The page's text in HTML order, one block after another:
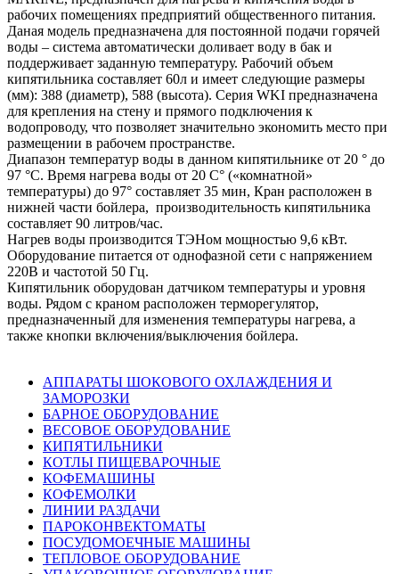
рабочих помещениях предприятий общественного питания.
Даная модель предназначена для постоянной подачи горячей
воды – система автоматически доливает воду в бак и
поддерживает заданную температуру. Рабочий объем
кипятильника составляет 60л и имеет следующие размеры
(мм): 388 (диаметр), 588 (высота). Серия WKI предназначена
для крепления на стену и прямого подключения к
водопроводу, что позволяет значительно экономить место при
размещении в рабочем пространстве.
Диапазон температур воды в данном кипятильнике от 20 ° до
97 °С. Время нагрева воды от 20 С° («комнатной»
температуры) до 97° составляет 35 мин, Кран расположен в
нижней части бойлера, производительность кипятильника
составляет 90 литров/час.
Нагрев воды производится ТЭНом мощностью 9,6 кВт.
Оборудование питается от однофазной сети с напряжением
220В и частотой 50 Гц.
Кипятильник оборудован датчиком температуры и уровня
воды. Рядом с краном расположен терморегулятор,
предназначенный для изменения температуры нагрева, а
также кнопки включения/выключения бойлера.
АППАРАТЫ ШОКОВОГО ОХЛАЖДЕНИЯ И
ЗАМОРОЗКИ
БАРНОЕ ОБОРУДОВАНИЕ
ВЕСОВОЕ ОБОРУДОВАНИЕ
КИПЯТИЛЬНИКИ
КОТЛЫ ПИЩЕВАРОЧНЫЕ
КОФЕМАШИНЫ
КОФЕМОЛКИ
ЛИНИИ РАЗДАЧИ
ПАРОКОНВЕКТОМАТЫ
ПОСУДОМОЕЧНЫЕ МАШИНЫ
ТЕПЛОВОЕ ОБОРУДОВАНИЕ